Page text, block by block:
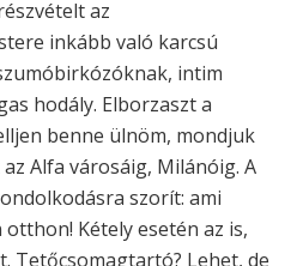
az
inkább való karcsú
intim
hodály. Elborzaszt a
benne ülnöm, mondjuk
Alfa városáig, Milánóig. A
szorít: ami
Kétely esetén az is,
Tetőcsomagtartó? Lehet, de